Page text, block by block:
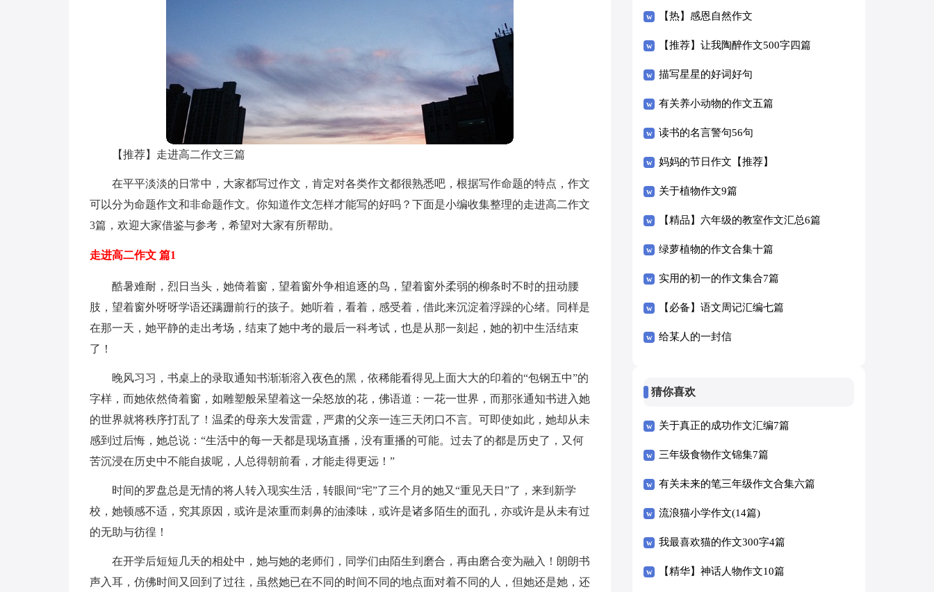
【推荐】走进高二作文三篇
在平平淡淡的日常中，大家都写过作文，肯定对各类作文都很熟悉吧，根据写作命题的特点，作文
可以分为命题作文和非命题作文。你知道作文怎样才能写的好吗？下面是小编收集整理的走进高二作文
3篇，欢迎大家借鉴与参考，希望对大家有所帮助。
走进高二作文 篇1
酷暑难耐，烈日当头，她倚着窗，望着窗外争相追逐的鸟，望着窗外柔弱的柳条时不时的扭动腰
肢，望着窗外呀呀学语还蹒跚前行的孩子。她听着，看着，感受着，借此来沉淀着浮躁的心绪。同样是
在那一天，她平静的走出考场，结束了她中考的最后一科考试，也是从那一刻起，她的初中生活结束
了！
晚风习习，书桌上的录取通知书渐渐溶入夜色的黑，依稀能看得见上面大大的印着的“包钢五中”的
字样，而她依然倚着窗，如雕塑般呆望着这一朵怒放的花，佛语道：一花一世界，而那张通知书进入她
的世界就将秩序打乱了！温柔的母亲大发雷霆，严肃的父亲一连三天闭口不言。可即使如此，她却从未
感到过后悔，她总说：“生活中的每一天都是现场直播，没有重播的可能。过去了的都是历史了，又何
苦沉浸在历史中不能自拔呢，人总得朝前看，才能走得更远！”
时间的罗盘总是无情的将人转入现实生活，转眼间“宅”了三个月的她又“重见天日”了，来到新学
校，她顿感不适，究其原因，或许是浓重而刺鼻的油漆味，或许是诸多陌生的面孔，亦或许是从未有过
的无助与彷徨！
在开学后短短几天的相处中，她与她的老师们，同学们由陌生到磨合，再由磨合变为融入！朗朗书
声入耳，仿佛时间又回到了过往，虽然她已在不同的时间不同的地点面对着不同的人，但她还是她，还
【热】感恩自然作文
【推荐】让我陶醉作文500字四篇
描写星星的好词好句
有关养小动物的作文五篇
读书的名言警句56句
妈妈的节日作文【推荐】
关于植物作文9篇
【精品】六年级的教室作文汇总6篇
绿萝植物的作文合集十篇
实用的初一的作文集合7篇
【必备】语文周记汇编七篇
给某人的一封信
猜你喜欢
关于真正的成功作文汇编7篇
三年级食物作文锦集7篇
有关未来的笔三年级作文合集六篇
流浪猫小学作文(14篇)
我最喜欢猫的作文300字4篇
【精华】神话人物作文10篇